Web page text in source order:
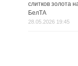
слитков золота
БелТА
28.05.2026 19:45